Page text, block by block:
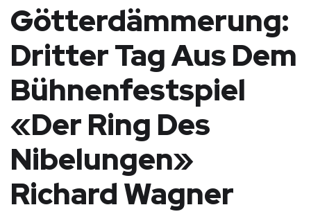
Götterdämmerung:
Dritter Tag Aus Dem
Bühnenfestspiel
«Der Ring Des
Nibelungen»
Richard Wagner